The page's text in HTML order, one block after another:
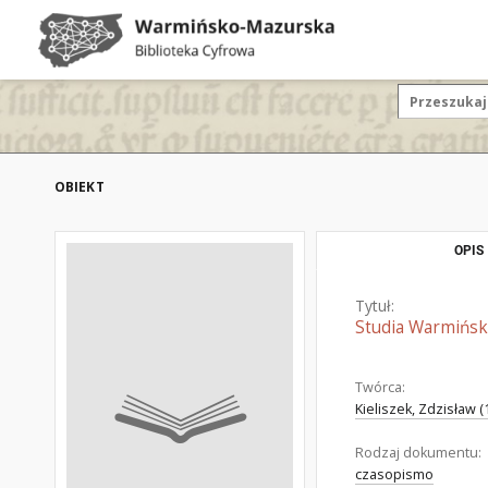
OBIEKT
OPIS
Tytuł:
Studia
Twórca:
Kieliszek, Zdzisław
Rodzaj dokumentu:
czasopismo